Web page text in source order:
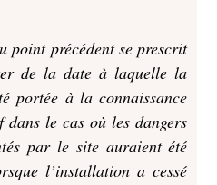
point précédent se prescrit
de la date à laquelle la
portée à la connaissance
le cas où les dangers
par le site auraient été
l’installation a cessé